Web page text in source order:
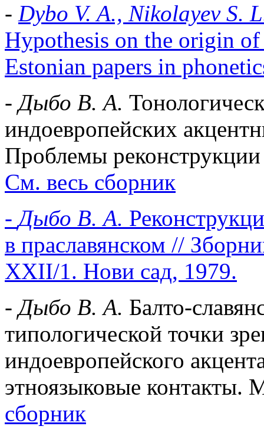
- Dybo V. A., Nikolayev S.
Hypothesis on the origin
Estonian papers in
-Дыбо В. А.
индоевропейских
Проблемы
См. весь сборник
-Дыбо В. А.
в праславянском //
XXII/1. Нови сад, 1979.
-Дыбо В. А. Балто-
типологической точки
индоевропейского
этноязыковые
сборник